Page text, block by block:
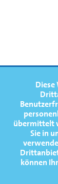
Diese
übermittelt
Sie in
können